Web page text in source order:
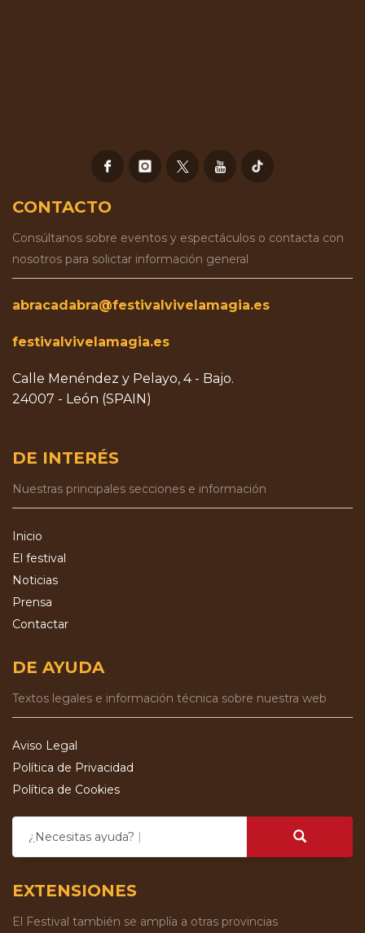
CONTACTO
Consúltanos sobre eventos y espectáculos o contacta con
nosotros para solictar información general
abracadabra@festivalvivelamagia.es
festivalvivelamagia.es
Calle Menéndez y Pelayo, 4 - Bajo.
24007 - León (SPAIN)
DE INTERÉS
Nuestras principales secciones e información
Inicio
El festival
Noticias
Prensa
Contactar
DE AYUDA
Textos legales e información técnica sobre nuestra web
Aviso Legal
Política de Privacidad
Política de Cookies
¿Necesitas ayuda?
EXTENSIONES
El Festival también se amplía a otras provincias